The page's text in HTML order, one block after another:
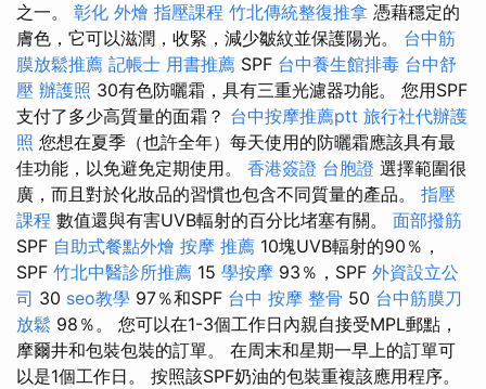
之一。 彰化 外燴 指壓課程 竹北傳統整復推拿 憑藉穩定的
膚色，它可以滋潤，收緊，減少皺紋並保護陽光。 台中筋
膜放鬆推薦 記帳士 用書推薦 SPF 台中養生館排毒 台中舒
壓 辦護照 30有色防曬霜，具有三重光濾器功能。 您用SPF
支付了多少高質量的面霜？ 台中按摩推薦ptt 旅行社代辦護
照 您想在夏季（也許全年）每天使用的防曬霜應該具有最
佳功能，以免避免定期使用。 香港簽證 台胞證 選擇範圍很
廣，而且對於化妝品的習慣也包含不同質量的產品。 指壓
課程 數值還與有害UVB輻射的百分比堵塞有關。 面部撥筋
SPF 自助式餐點外燴 按摩 推薦 10塊UVB輻射的90％，
SPF 竹北中醫診所推薦 15 學按摩 93％，SPF 外資設立公
司 30 seo教學 97％和SPF 台中 按摩 整骨 50 台中筋膜刀
放鬆 98％。 您可以在1-3個工作日內親自接受MPL郵點，
摩爾井和包裝包裝的訂單。 在周末和星期一早上的訂單可
以是1個工作日。 按照該SPF奶油的包裝重複該應用程序。